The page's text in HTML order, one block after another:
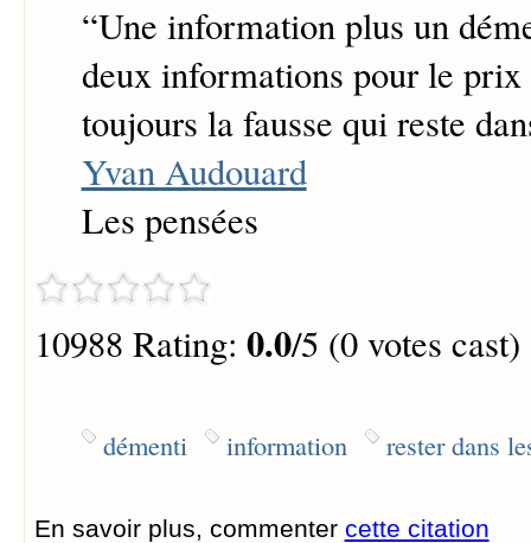
“Une information plus un
deux informations pour le
toujours la fausse qui reste
Yvan Audouard
Les pensées
10988 Rating: 0.0/5 (0 votes cast)
démenti information rester dans
En savoir plus, commenter cette citation